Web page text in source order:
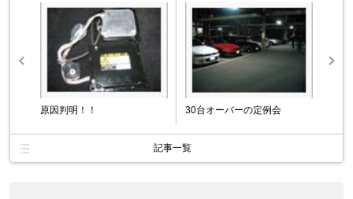
原因判明！！ 30台オーバーの定例会
記事一覧